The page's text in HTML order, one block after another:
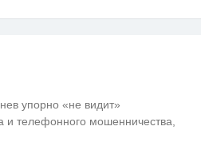
упорно «не видит»
и телефонного мошенничества,